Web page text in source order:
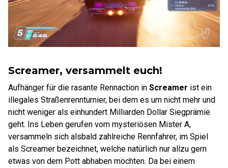
Screamer, versammelt euch!
Aufhänger für die rasante Rennaction in Screamer ist ein
illegales Straßenrennturnier, bei dem es um nicht mehr und
nicht weniger als einhundert Milliarden Dollar Siegprämie
geht. Ins Leben gerufen vom mysteriösen Mister A,
versammeln sich alsbald zahlreiche Rennfahrer, im Spiel
als Screamer bezeichnet, welche natürlich nur allzu gern
etwas von dem Pott abhaben möchten. Da bei einem